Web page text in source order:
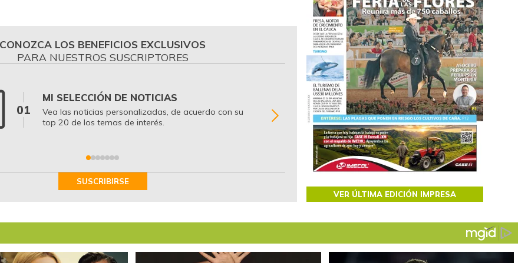
CONOZCA LOS BENEFICIOS EXCLUSIVOS
PARA NUESTROS SUSCRIPTORES
01
MI SELECCIÓN DE NOTICIAS
Vea las noticias personalizadas, de acuerdo con su
top 20 de los temas de interés.
02
BITÁCORA EMPRESARIAL 10.000 LR
Recopilación clasificada por sectores
regiones del comportamiento general y
de las 10.000 primeras empresas en ventas
Colombia.
SUSCRIBIRSE
VER ÚLTIMA EDICIÓN IMPRESA